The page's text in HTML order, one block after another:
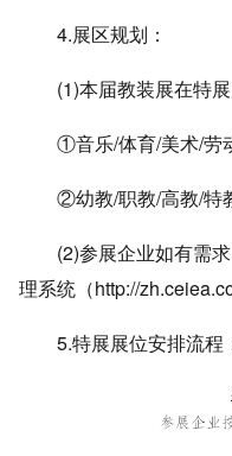
4.展区规划：
(1)本届教装展在特展
①音乐/体育/美术/劳动
②幼教/职教/高教/特教
(2)参展企业如有需求
理系统（http://
5.特展展位安排流程